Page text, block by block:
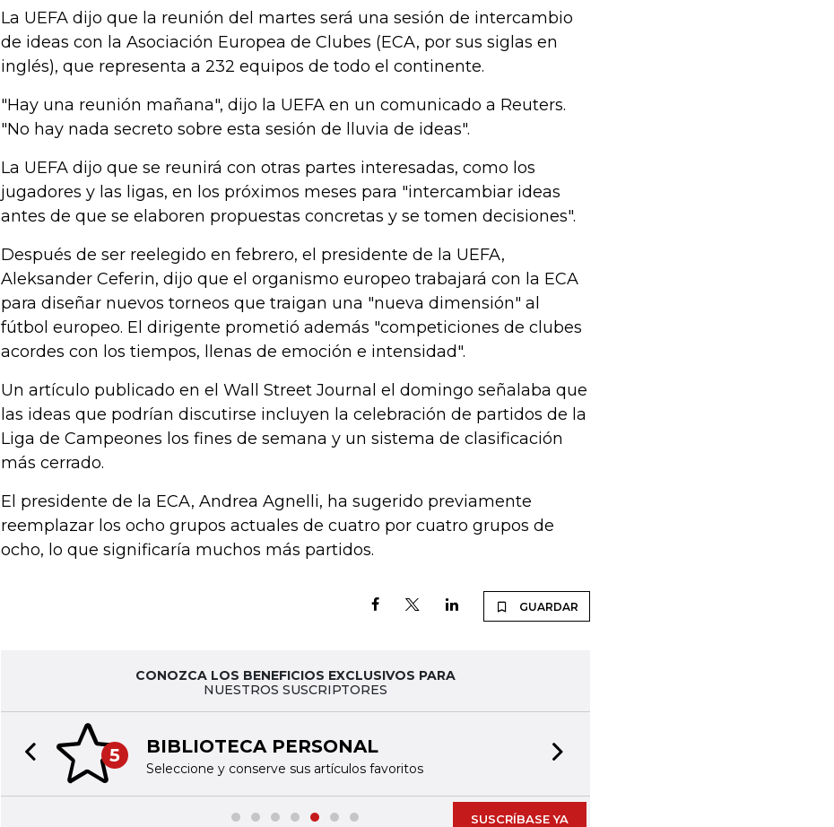
La UEFA dijo que la reunión del martes será una sesión de intercambio
de ideas con la Asociación Europea de Clubes (ECA, por sus siglas en
inglés), que representa a 232 equipos de todo el continente.
"Hay una reunión mañana", dijo la UEFA en un comunicado a Reuters.
"No hay nada secreto sobre esta sesión de lluvia de ideas".
La UEFA dijo que se reunirá con otras partes interesadas, como los
jugadores y las ligas, en los próximos meses para "intercambiar ideas
antes de que se elaboren propuestas concretas y se tomen decisiones".
Después de ser reelegido en febrero, el presidente de la UEFA,
Aleksander Ceferin, dijo que el organismo europeo trabajará con la ECA
para diseñar nuevos torneos que traigan una "nueva dimensión" al
fútbol europeo. El dirigente prometió además "competiciones de clubes
acordes con los tiempos, llenas de emoción e intensidad".
Un artículo publicado en el Wall Street Journal el domingo señalaba que
las ideas que podrían discutirse incluyen la celebración de partidos de la
Liga de Campeones los fines de semana y un sistema de clasificación
más cerrado.
El presidente de la ECA, Andrea Agnelli, ha sugerido previamente
reemplazar los ocho grupos actuales de cuatro por cuatro grupos de
ocho, lo que significaría muchos más partidos.
GUARDAR
CONOZCA LOS BENEFICIOS EXCLUSIVOS PARA
NUESTROS SUSCRIPTORES
5 BIBLIOTECA PERSONAL
Seleccione y conserve sus artículos favoritos
Previous slide
SUSCRÍBASE YA